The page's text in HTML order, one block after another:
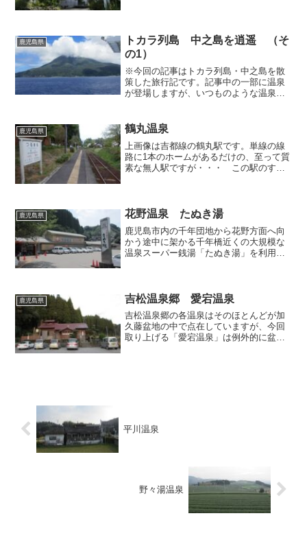
クワールドがありました。...
鹿児島県
トカラ列島 中之島を逍遥 （そ
の1）
※今回の記事はトカラ列島・中之島を散
策した旅行記です。記事中の一部に温泉
が登場しますが、いつものような温泉に
心的な役割を果たしている中之島を、フ
ェリーの甲板の上から撮影...
鹿児島県 鶴丸温泉
上画像は吉都線の鶴丸駅です。単線の線
路に1本のホームがあるだけの、至って質
素な無人駅ですが・・・ この駅のすぐ
て、こちらへ立ち寄るこ...
鹿児島県 花野温泉 たぬき湯
鹿児島市内の千年団地から花野方面へ向
かう途中に架かる千年橋近くの大規模な
温泉スーパー銭湯「たぬき湯」を利用し
っている時、目の前に「た...
鹿児島県 吉松温泉郷 愛宕温泉
吉松温泉郷の各温泉はそのほとんどが加
久藤盆地の中で点在していますが、今回
取り上げる「愛宕温泉」は例外的に盆地
平川温泉
野々湯温泉